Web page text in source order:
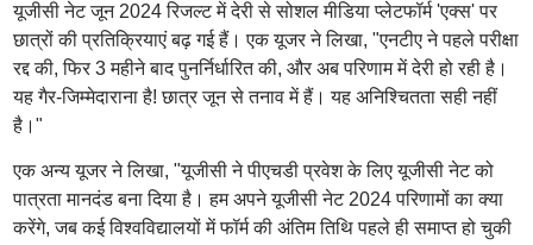
यूजीसी नेट जून 2024 रिजल्ट में देरी से सोशल मीडिया प्लेटफॉर्म 'एक्स' पर
छात्रों की प्रतिक्रियाएं बढ़ गई हैं। एक यूजर ने लिखा, "एनटीए ने पहले परीक्षा
रद्द की, फिर 3 महीने बाद पुनर्निर्धारित की, और अब परिणाम में देरी हो रही है।
यह गैर-जिम्मेदाराना है! छात्र जून से तनाव में हैं। यह अनिश्चितता सही नहीं
है।"
एक अन्य यूजर ने लिखा, "यूजीसी ने पीएचडी प्रवेश के लिए यूजीसी नेट को
पात्रता मानदंड बना दिया है। हम अपने यूजीसी नेट 2024 परिणामों का क्या
करेंगे, जब कई विश्वविद्यालयों में फॉर्म की अंतिम तिथि पहले ही समाप्त हो चुकी